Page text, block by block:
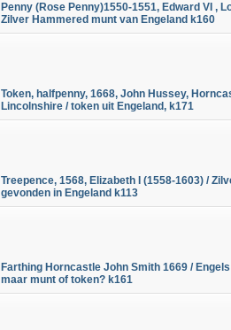
Penny (Rose Penny)1550-1551, Edward VI ,
Zilver Hammered munt van Engeland k160
Token, halfpenny, 1668, John Hussey,
Lincolnshire / token uit Engeland, k171
Treepence, 1568, Elizabeth I (1558-1603) /
gevonden in Engeland k113
Farthing Horncastle John Smith 1669 /
maar munt of token? k161